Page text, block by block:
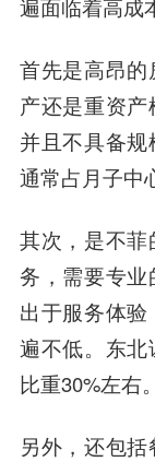
遍面临着高成
首先是高昂
产还是重资产
并且不具备
通常占月子中
其次，是不
务，需要专业
出于服务体
遍不低。东北
比重30%左右。
另外，还包